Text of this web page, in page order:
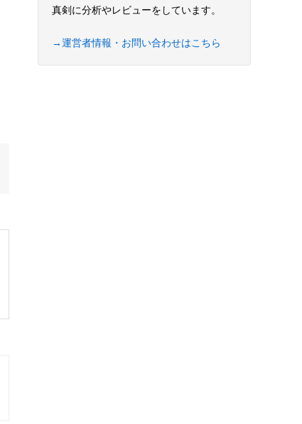
真剣に分析やレビューをしています。
→運営者情報・お問い合わせはこちら